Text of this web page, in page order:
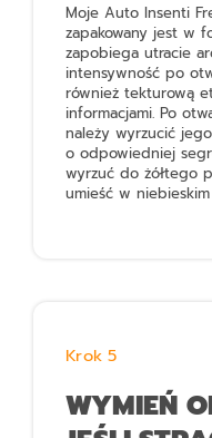
Moje Auto Insenti
zapakowany jest w
zapobiega utracie
intensywność po
również tekturową
informacjami. Po
należy wyrzucić
o odpowiedniej
wyrzuć do żółtego
umieść w
Krok 5
WYMIEŃ